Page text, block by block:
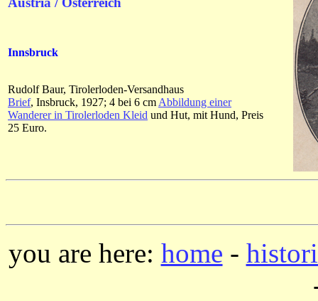
Innsbruck
Rudolf Baur, Tirolerloden-Versandhaus
Brief, Insbruck, 1927; 4 bei 6 cm Abbildung einer
Wanderer in Tirolerloden Kleid und Hut, mit Hund, Preis
25 Euro.
you are here: home -